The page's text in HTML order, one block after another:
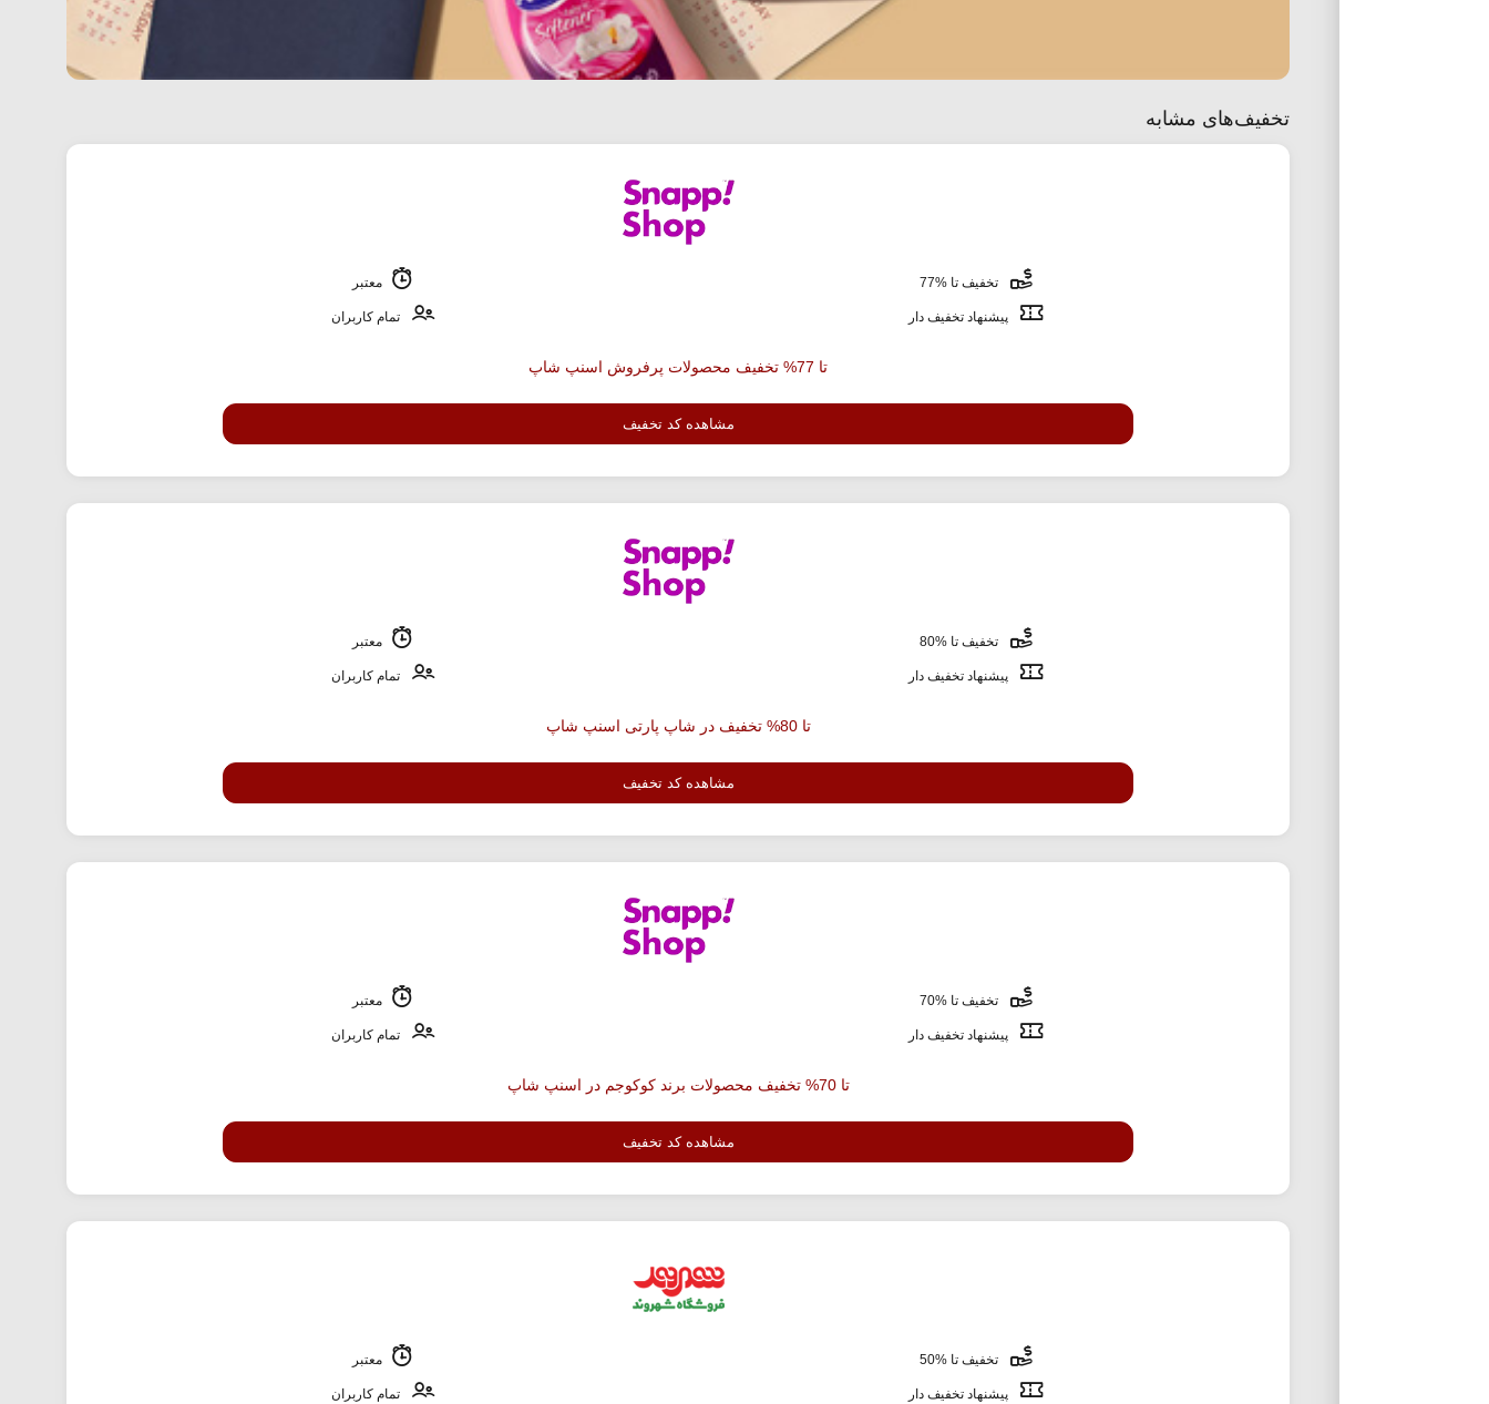
تخفیف‌های مشابه
تخفیف تا %77 معتبر
پیشنهاد تخفیف دار تمام کاربران
تا 77% تخفیف محصولات پرفروش اسنپ شاپ
مشاهده کد تخفیف
تخفیف تا %80 معتبر
پیشنهاد تخفیف دار تمام کاربران
تا 80% تخفیف در شاپ پارتی اسنپ شاپ
مشاهده کد تخفیف
تخفیف تا %70 معتبر
پیشنهاد تخفیف دار تمام کاربران
تا 70% تخفیف محصولات برند کوکوجم در اسنپ شاپ
مشاهده کد تخفیف
تخفیف تا %50 معتبر
پیشنهاد تخفیف دار تمام کاربران